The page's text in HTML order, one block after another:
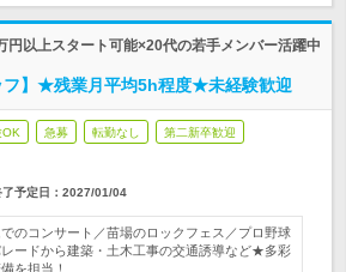
以上スタート可能×20代の若手メンバー活躍中
フ】★残業月平均5h程度★未経験歓迎
OK 急募 転勤なし 第二新卒歓迎
予定日： 2027/01/04
のコンサート／苗場のロックフェス／プロ野球
ードから建築・土木工事の交通誘導など★多彩
を担当！